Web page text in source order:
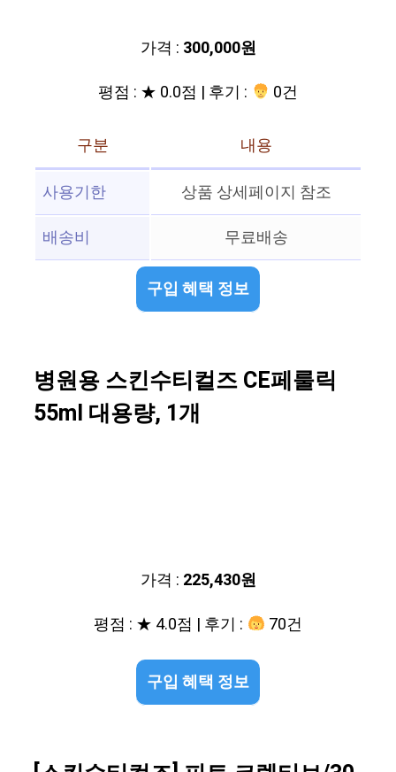
가격 : 300,000원
평점 : ★ 0.0점 | 후기 :
0건
구분
내용
사용기한
상품 상세페이지 참조
배송비
무료배송
구입 혜택 정보
병원용 스킨수티컬즈 CE페룰릭
55ml 대용량, 1개
가격 : 225,430원
평점 : ★ 4.0점 | 후기 :
70건
구입 혜택 정보